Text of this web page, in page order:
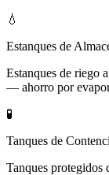
💧
Estanques de
Estanques de riego
— ahorro por
🧪
Tanques de
Tanques protegidos